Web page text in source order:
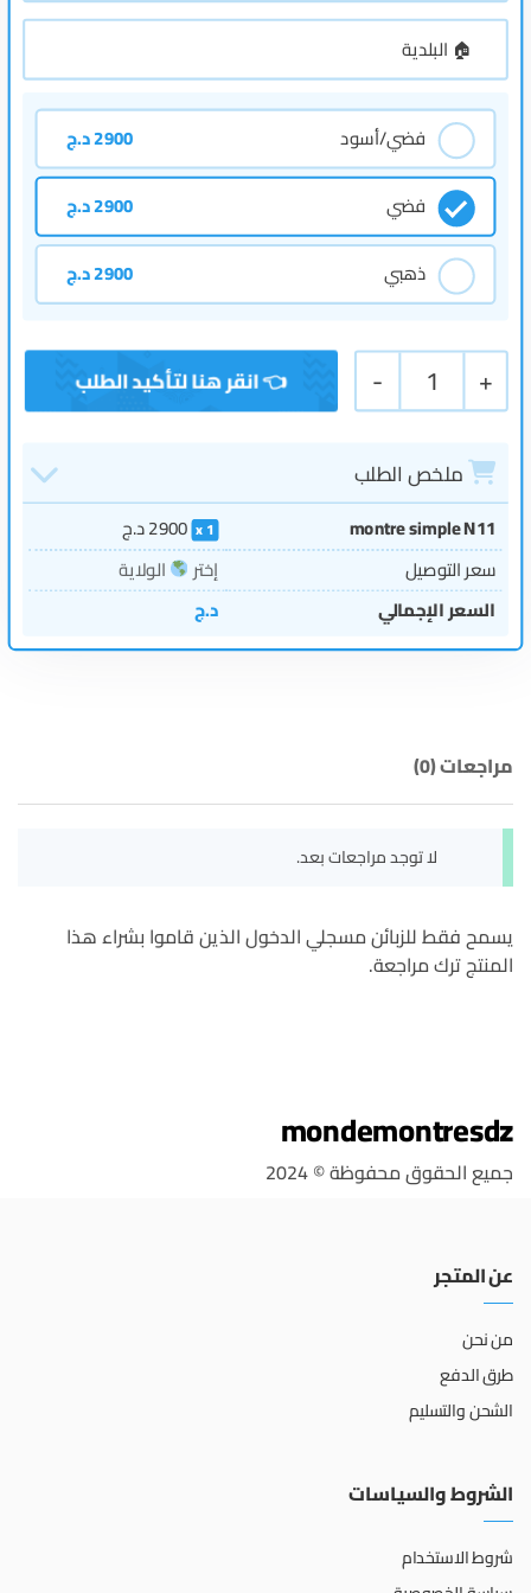
فضي/أسود 2900د.ج
فضي 2900د.ج
ذهبي 2900د.ج
+
1
-
ملخص الطلب
montre simple N11
1
2900د.ج
سعر التوصيل
إختر الولاية
السعر الإجمالي د.ج
مراجعات (0)
لا توجد مراجعات بعد.
يسمح فقط للزبائن مسجلي الدخول الذين قاموا بشراء هذا
المنتج ترك مراجعة.
mondemontresdz
جميع الحقوق محفوظة © 2024
عن المتجر
من نحن
طرق الدفع
الشحن والتسليم
الشروط والسياسات
شروط الاستخدام